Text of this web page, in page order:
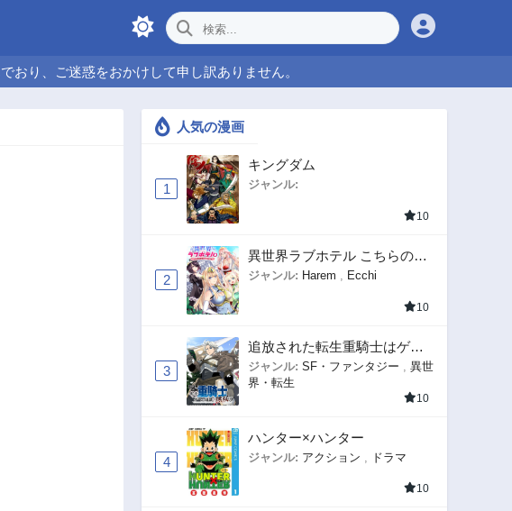
おり、ご迷惑をおかけして申し訳ありません。
人気の漫画
1
キングダム
ジャンル:
10
2
異世界ラブホテル こちらのお
部屋はハーレムです
ジャンル: Harem Ecchi
10
3
追放された転生重騎士はゲー
ム知識で無双する
ジャンル: SF・ファンタジー
異世
界・転生
10
4
ハンター×ハンター
ジャンル: アクション ドラマ
10